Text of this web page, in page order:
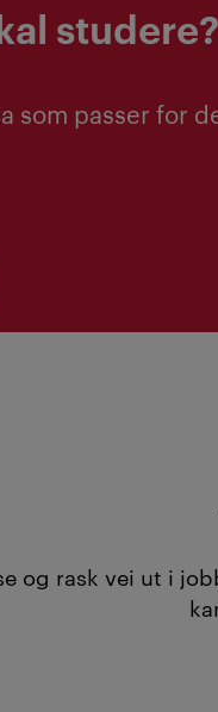
studere?
som passer for
og rask vei ut i